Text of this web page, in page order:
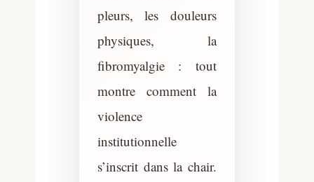
pleurs, les douleurs
physiques, la
fibromyalgie : tout
montre comment la
violence
institutionnelle
s’inscrit dans la chair.